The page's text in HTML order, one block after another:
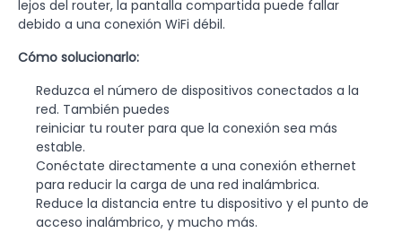
lejos del router, la pantalla compartida puede fallar
debido a una conexión WiFi débil.
Cómo solucionarlo:
Reduzca el número de dispositivos conectados a la
red. También puedes
reiniciar tu router para que la conexión sea más
estable.
Conéctate directamente a una conexión ethernet
para reducir la carga de una red inalámbrica.
Reduce la distancia entre tu dispositivo y el punto de
acceso inalámbrico, y mucho más.